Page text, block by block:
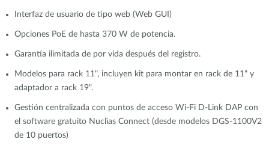
Interfaz de usuario de tipo web (Web GUI)
Opciones PoE de hasta 370 W de potencia.
Garantía ilimitada de por vida después del registro.
Modelos para rack 11", incluyen kit para montar en rack de 11" y
adaptador a rack 19".
Gestión centralizada con puntos de acceso Wi-Fi D-Link DAP con
el software gratuito Nuclias Connect (desde modelos DGS-1100V2
de 10 puertos)